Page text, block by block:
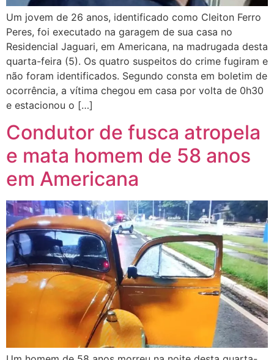
Um jovem de 26 anos, identificado como Cleiton Ferro
Peres, foi executado na garagem de sua casa no
Residencial Jaguari, em Americana, na madrugada desta
quarta-feira (5). Os quatro suspeitos do crime fugiram e
não foram identificados. Segundo consta em boletim de
ocorrência, a vítima chegou em casa por volta de 0h30
e estacionou o […]
Condutor de fusca atropela
e mata homem de 58 anos
em Americana